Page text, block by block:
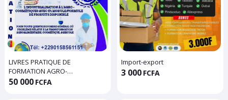
LIVRES PRATIQUE DE
FORMATION AGRO-
COSMETIQUE DE 171 MODULES
50 000 FCFA
Import-export
3 000 FCFA